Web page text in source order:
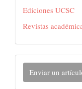
Ediciones UCSC
Revistas
Enviar
unEnviar un